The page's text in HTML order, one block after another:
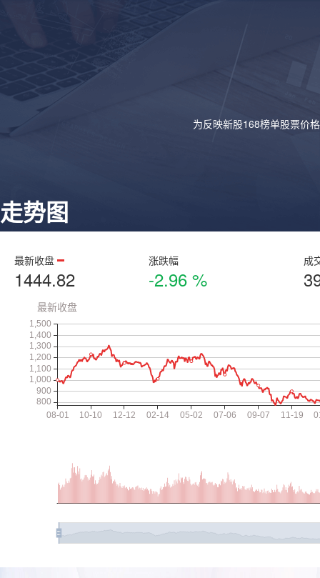
为反映新股168榜单股票价
走势图
最新收盘
1444.82
涨跌幅
-2.96 %
成